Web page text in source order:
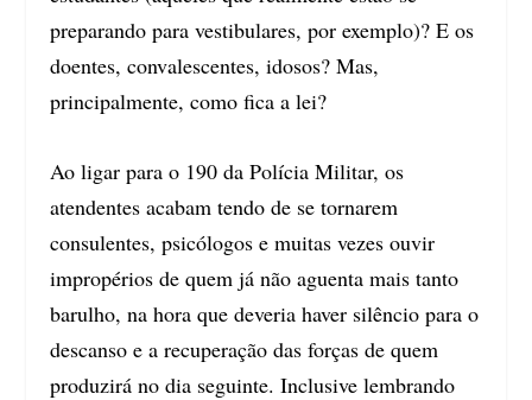
preparando para vestibulares, por exemplo)? E os
doentes, convalescentes, idosos? Mas,
principalmente, como fica a lei?
Ao ligar para o 190 da Polícia Militar, os
atendentes acabam tendo de se tornarem
consulentes, psicólogos e muitas vezes ouvir
impropérios de quem já não aguenta mais tanto
barulho, na hora que deveria haver silêncio para o
descanso e a recuperação das forças de quem
produzirá no dia seguinte. Inclusive lembrando